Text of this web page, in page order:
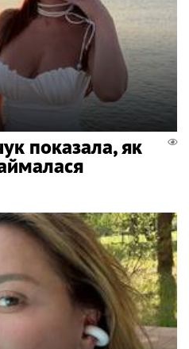
показала, як